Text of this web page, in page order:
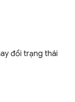
đổi trạng thái